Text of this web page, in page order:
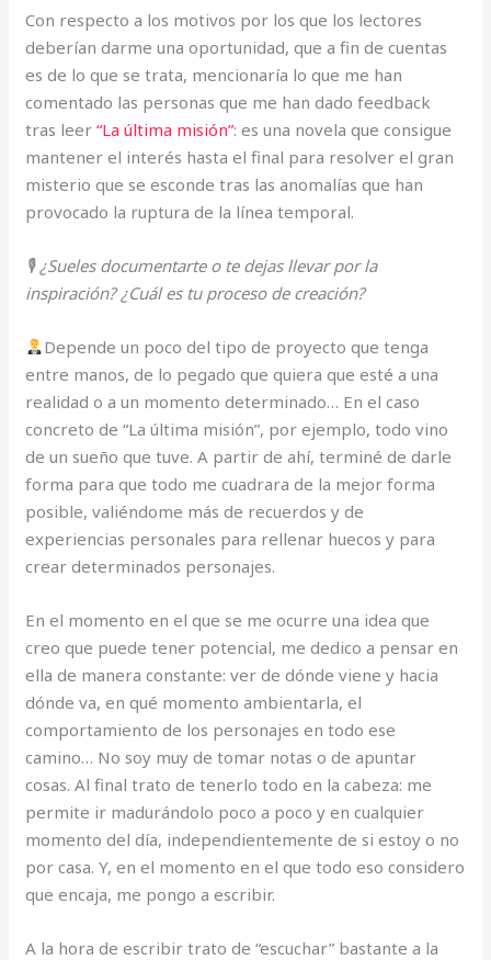
Con respecto a los motivos por los que los lectores
deberían darme una oportunidad, que a fin de cuentas
es de lo que se trata, mencionaría lo que me han
comentado las personas que me han dado feedback
tras leer“La última misión”: es una novela que consigue
mantener el interés hasta el final para resolver el gran
misterio que se esconde tras las anomalías que han
provocado la ruptura de la línea temporal.
🎙 ¿Sueles documentarte o te dejas llevar por la
inspiración? ¿Cuál es tu proceso de creación?
Depende un poco del tipo de proyecto que tenga
entre manos, de lo pegado que quiera que esté a una
realidad o a un momento determinado… En el caso
concreto de “La última misión”, por ejemplo, todo vino
de un sueño que tuve. A partir de ahí, terminé de darle
forma para que todo me cuadrara de la mejor forma
posible, valiéndome más de recuerdos y de
experiencias personales para rellenar huecos y para
crear determinados personajes.
En el momento en el que se me ocurre una idea que
creo que puede tener potencial, me dedico a pensar en
ella de manera constante: ver de dónde viene y hacia
dónde va, en qué momento ambientarla, el
comportamiento de los personajes en todo ese
camino… No soy muy de tomar notas o de apuntar
cosas. Al final trato de tenerlo todo en la cabeza: me
permite ir madurándolo poco a poco y en cualquier
momento del día, independientemente de si estoy o no
por casa. Y, en el momento en el que todo eso considero
que encaja, me pongo a escribir.
A la hora de escribir trato de “escuchar” bastante a la